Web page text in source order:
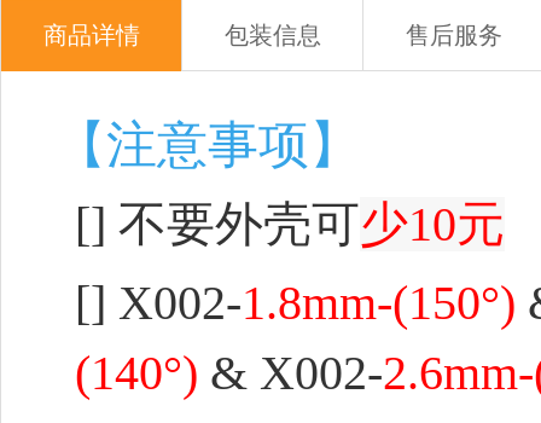
商品详情 包装信息 售后服务
【注意事项】
[] 不要外壳可少10元
[] X002-1.8mm-(150°)
(140°) & X002-